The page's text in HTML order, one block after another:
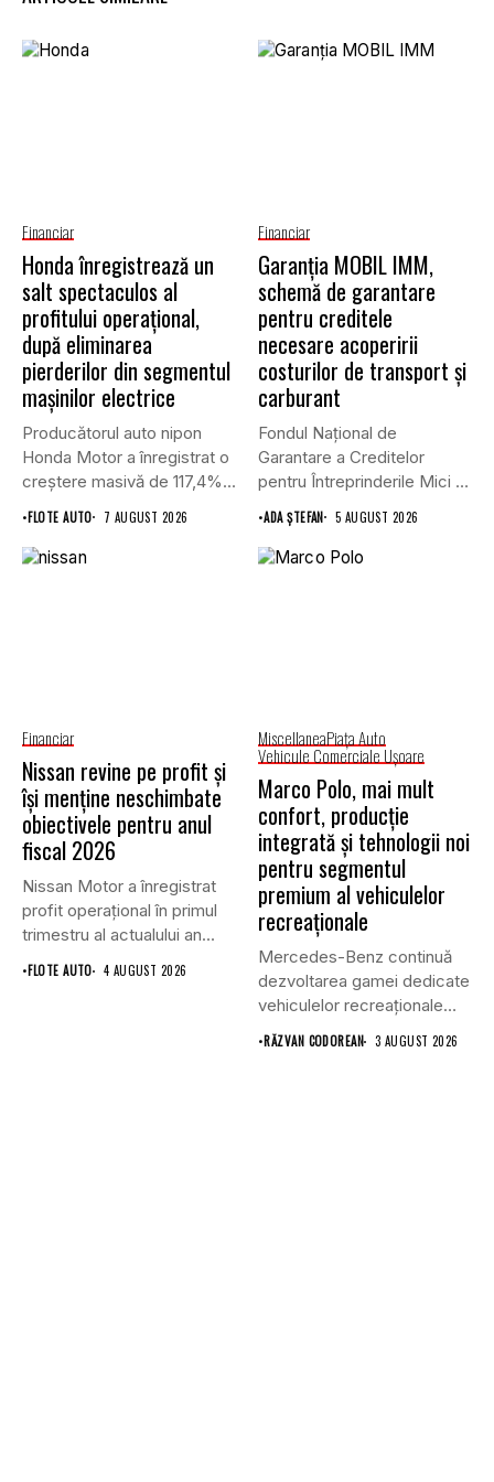
Financiar
Honda înregistrează un
salt spectaculos al
profitului operațional,
după eliminarea
pierderilor din segmentul
mașinilor electrice
Producătorul auto nipon
Honda Motor a înregistrat o
creștere masivă de 117,4%...
•FLOTE AUTO 7 AUGUST 2026
Financiar
Garanţia MOBIL IMM,
schemă de garantare
pentru creditele
necesare acoperirii
costurilor de transport şi
carburant
Fondul Național de
Garantare a Creditelor
pentru Întreprinderile Mici și
•ADA ȘTEFAN 5 AUGUST 2026
Financiar
Nissan revine pe profit și
își menține neschimbate
obiectivele pentru anul
fiscal 2026
Nissan Motor a înregistrat
profit operațional în primul
trimestru al actualului an...
•FLOTE AUTO 4 AUGUST 2026
MiscellaneaPiaţa Auto
Vehicule Comerciale Uşoare
Marco Polo, mai mult
confort, producție
integrată și tehnologii noi
pentru segmentul
premium al vehiculelor
recreaționale
Mercedes-Benz continuă
dezvoltarea gamei dedicate
vehiculelor recreaționale
prin lansarea unei versiuni
•RĂZVAN CODOREAN 3 AUGUST 2026